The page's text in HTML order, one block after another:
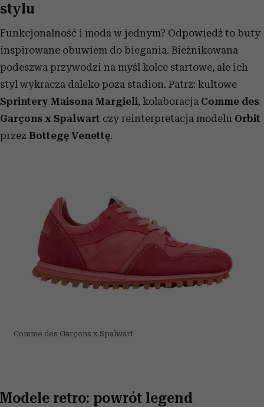
stylu
Funkcjonalność i moda w jednym? Odpowiedź to buty
inspirowane obuwiem do biegania. Bieżnikowana
podeszwa przywodzi na myśl kolce startowe, ale ich
styl wykracza daleko poza stadion. Patrz: kultowe
Sprintery Maisona Margieli, kolaboracja Comme des
Garçons x Spalwart czy reinterpretacja modelu Orbit
przez Bottegę Venettę.
Comme des Garçons x Spalwart
Modele retro: powrót legend